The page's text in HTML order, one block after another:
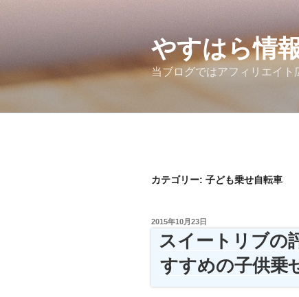
へ
やすはら情
当ブログではアフィリエイト
カテゴリー: 子ども乗せ自転車
投
2015年10月23日
スイートリブの
すすめの子供乗